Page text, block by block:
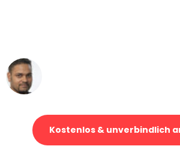
Kostenlos & unverbindlich